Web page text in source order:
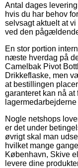
Antal dages
hvis du har behov
selvsagt aktuelt at
ved den
En stor portion
næste hverdag på
Camelbak Pivot
Drikkeflaske, men
at bestillingen
garanteret kan nå at
lagermedarbejderne
Nogle netshops
er det under
øvrigt skal man
hvilket mange
København, Skive
levere dine